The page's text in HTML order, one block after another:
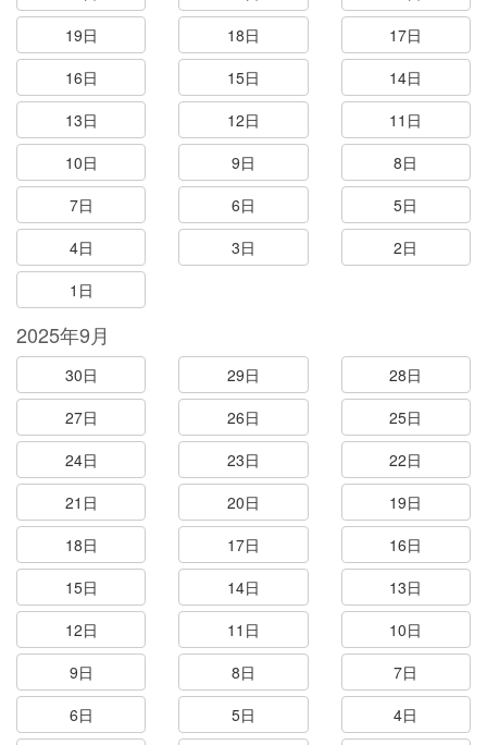
19日
18日
17日
16日
15日
14日
13日
12日
11日
10日
9日
8日
7日
6日
5日
4日
3日
2日
1日
2025年9月
30日 29日
28日
27日
26日
25日
24日
23日
22日
21日
20日
19日
18日
17日
16日
15日
14日
13日
12日
11日
10日
9日
8日
7日
6日
5日
4日